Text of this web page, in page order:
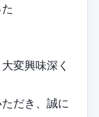
変興味深く
だき、誠に